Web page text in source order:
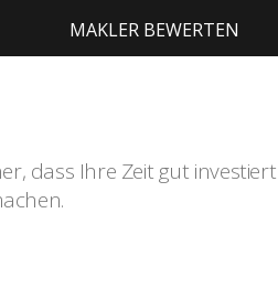
MAKLER BEWERTEN
dass Ihre Zeit gut